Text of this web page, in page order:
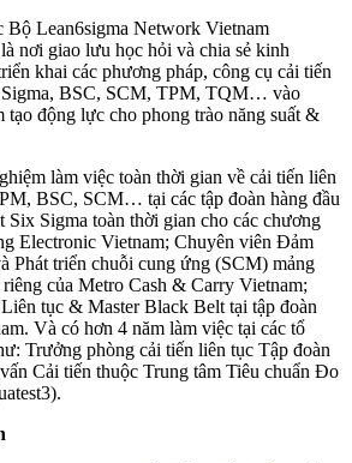
Bộ Lean6sigma Network Vietnam
nơi giao lưu học hỏi và chia sẻ kinh
khai các phương pháp, công cụ cải tiến
Sigma, BSC, SCM, TPM, TQM… vào
tạo động lực cho phong trào năng suất &
làm việc toàn thời gian về cải tiến liên
BSC, SCM… tại các tập đoàn hàng đầu
Sigma toàn thời gian cho các chương
Electronic Vietnam; Chuyên viên Đảm
Phát triển chuỗi cung ứng (SCM) mảng
của Metro Cash & Carry Vietnam;
tục & Master Black Belt tại tập đoàn
Và có hơn 4 năm làm việc tại các tổ
Trưởng phòng cải tiến liên tục Tập đoàn
Cải tiến thuộc Trung tâm Tiêu chuẩn Đo